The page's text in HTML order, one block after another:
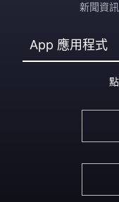
新聞資訊
App 應用程式